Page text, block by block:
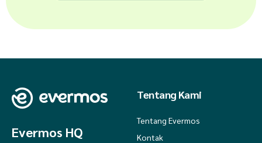
Evermos HQ
Tentang Kami
Tentang Evermos
Kontak